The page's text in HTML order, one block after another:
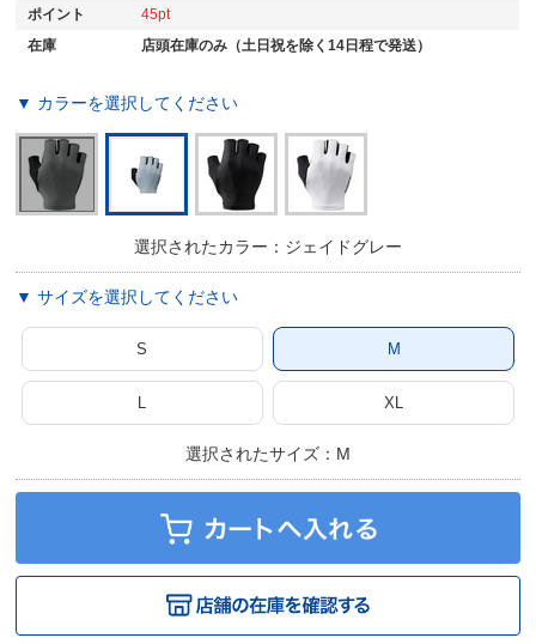
ポイント
45
在庫
店頭在庫のみ（土日祝を除く14日程で発送）
▼ カラーを選択してください
選択されたカラー：ジェイドグレー
▼ サイズを選択してください
S M
XL
選択されたサイズ：M